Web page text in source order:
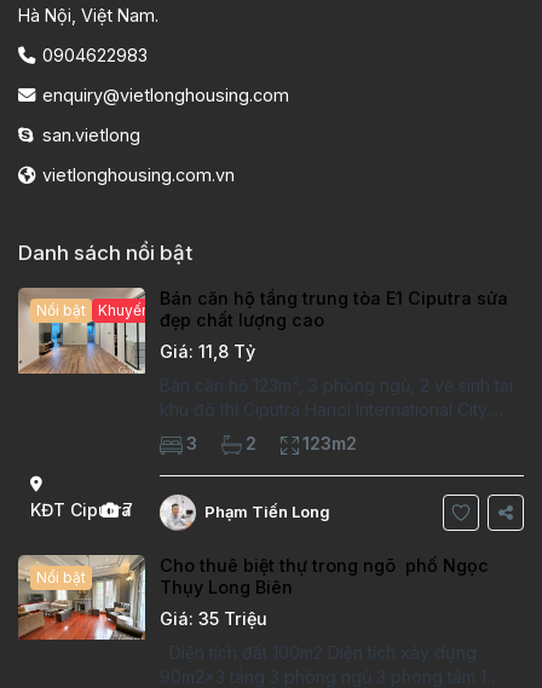
Hà Nội, Việt Nam.
0904622983
enquiry@vietlonghousing.com
san.vietlong
vietlonghousing.com.vn
Danh sách nổi bật
KĐT Ciputra
7
Nổi bật Khuyến mại hấp dẫn
Bán căn hộ tầng trung tòa E1 Ciputra sửa
đẹp chất lượng cao
Giá: 11,8 Tỷ
Bán căn hộ 123m², 3 phòng ngủ, 2 vệ sinh tại
khu đô thị Ciputra Hanoi International City.
Căn hộ đã sửa mới kỹ, chất lượng cao, sàn
gỗ, bếp hiện đại, không gian thoáng sáng.
Thông tin căn hộ: Diện tích:
3 2 123m2
Phạm Tiến Long
Nổi bật
Cho thuê biệt thự trong ngõ phố Ngọc
Thụy Long Biên
Giá: 35 Triệu
Diện tích đất 100m2 Diện tích xây dựng
90m2x3 tầng 3 phòng ngủ 3 phòng tắm 1